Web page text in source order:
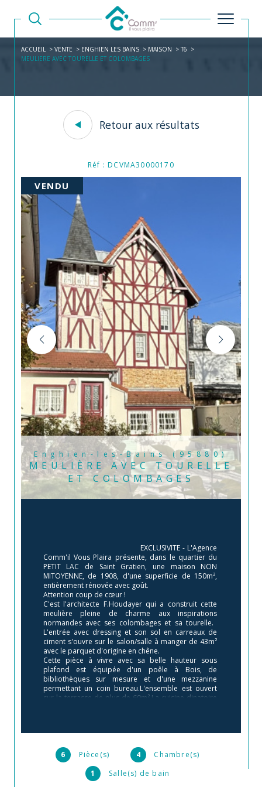
ACCUEIL VENTE ENGHIEN LES BAINS MAISON
T6
MEULIERE AVEC TOURELLE ET COLOMBAGES
Retour aux résultats
Réf : DCVMA30000170
VENDU
Enghien-les-Bains (95880)
MEULIÈRE AVEC TOURELLE
ET COLOMBAGES
6 Pièce(s) 4
Chambre(s)
1
Salle(s) de bain
Comm'il Vous Plaira présente, dans le quartier du
PETIT LAC de Saint Gratien, une maison NON
MITOYENNE, de 1908, d'une superficie de 150m²,
entièrement rénovée avec goût.
Attention coup de cœur !
C'est l'architecte F.Houdayer qui a construit cette
meulière pleine de charme aux inspirations
normandes avec ses colombages et sa tourelle.
L'entrée avec dressing et son sol en carreaux de
ciment s'ouvre sur le salon/salle à manger de 43m²
avec le parquet d'origine en chêne.
Cette pièce à vivre avec sa belle hauteur sous
plafond est équipée d'un poêle à Bois, de
bibliothèques sur mesure et d'une mezzanine
permettant un coin bureau.L'ensemble est ouvert
sur la terrasse de plus de 60m².La cuisine dinatoire
se situe dans l'entrée.
cheminées en marbre, parquet chêne, moulures
d'origine et balcons. Une salle de bains avec toilette
complète ce niveau.
Le 2nd étage, parqueté avec du chêne massif,